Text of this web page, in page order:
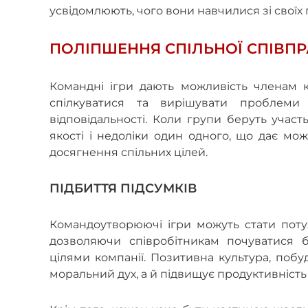
усвідомлюють, чого вони навчилися зі своїх
ПОЛІПШЕННЯ СПІЛЬНОЇ
Командні ігри дають можливість членам
спілкуватися та вирішувати
відповідальності. Коли групи беруть
якості і недоліки один одного, що дає
досягнення спільних цілей.
ПІДБИТТЯ ПІДСУМКІВ
Командоутворюючі ігри можуть стати
дозволяючи співробітникам
цілями компанії. Позитивна культура,
моральний дух, а й підвищує